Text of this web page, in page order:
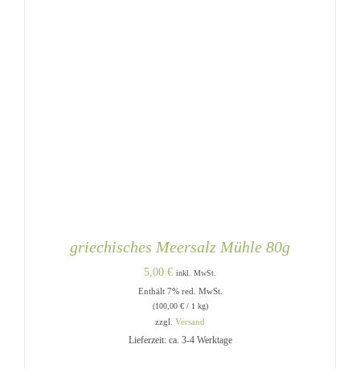
griechisches Meersalz Mühle 80g
5,00 € inkl. MwSt.
Enthält 7% red. MwSt.
(100,00 €/ 1 kg)
zzgl. Versand
Lieferzeit: ca. 3-4 Werktage